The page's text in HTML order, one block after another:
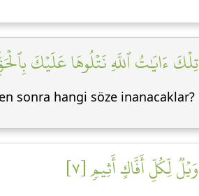
تِلۡكَ ءَايَٰتُ ٱللَّهِ نَتۡلُوهَا عَلَيۡكَ
sonra hangi söze inanacaklar?
وَيۡلٞ لِّكُلِّ أَفَّاكٍ أَثِيمٖ [٧]